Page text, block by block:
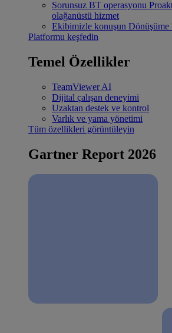
Sorunsuz BT operasyonu
olağanüstü hizmet
Ekibimizle konuşun Dönüşüme
Platformu keşfedin
Temel Özellikler
TeamViewer AI
Dijital çalışan deneyimi
Uzaktan destek ve kontrol
Varlık ve yama yönetimi
Tüm özellikleri görüntüleyin
Gartner Report 2026